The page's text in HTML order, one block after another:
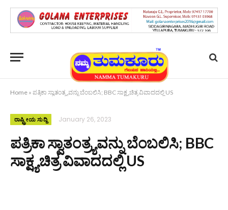
Home » ಪತ್ರಿಕಾ ಸ್ವಾತಂತ್ರ್ಯವನ್ನು ಬೆಂಬಲಿಸಿ; BBC ಸಾಕ್ಷ್ಯಚಿತ್ರ ವಿವಾದದಲ್ಲಿ US
ರಾಷ್ಟ್ರೀಯ ಸುದ್ದಿ January 26, 2023
ಪತ್ರಿಕಾ ಸ್ವಾತಂತ್ರ್ಯವನ್ನು ಬೆಂಬಲಿಸಿ; BBC
ಸಾಕ್ಷ್ಯಚಿತ್ರ ವಿವಾದದಲ್ಲಿ US